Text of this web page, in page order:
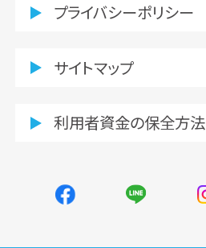
プライバシーポリシー
サイトマップ
利用者資金の保全方法